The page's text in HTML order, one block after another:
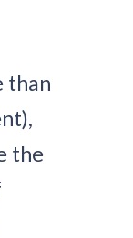
than
the